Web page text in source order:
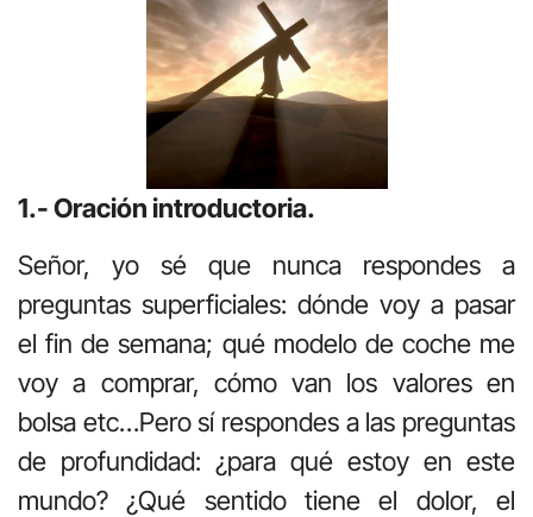
1.- Oración introductoria.
Señor, yo sé que nunca respondes a
preguntas superficiales: dónde voy a pasar
el fin de semana; qué modelo de coche me
voy a comprar, cómo van los valores en
bolsa etc…Pero sí respondes a las preguntas
de profundidad: ¿para qué estoy en este
mundo? ¿Qué sentido tiene el dolor, el